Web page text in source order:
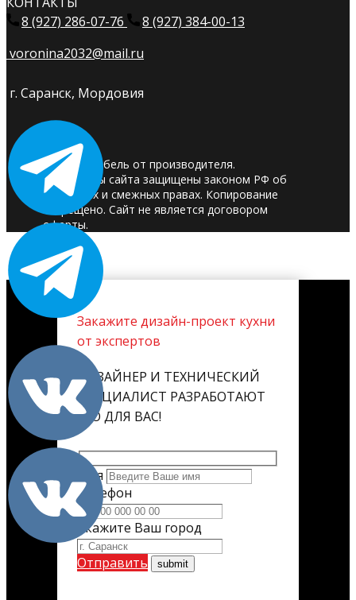
8 (927) 286-07-76
8 (927) 384-00-13
voronina2032@mail.ru
г. Саранск, Мордовия
© 2025. Мебель от производителя.
Материалы сайта защищены законом РФ об
авторских и смежных правах. Копирование
запрещено. Сайт не является договором
оферты.
Закажите дизайн-проект кухни
от экспертов
ДИЗАЙНЕР И ТЕХНИЧЕСКИЙ
СПЕЦИАЛИСТ РАЗРАБОТАЮТ
ЕГО ДЛЯ ВАС!
Имя
Телефон
Укажите Ваш город
Отправить